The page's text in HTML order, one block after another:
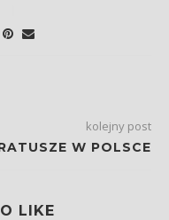
kolejny post
W POLSCE
LIKE